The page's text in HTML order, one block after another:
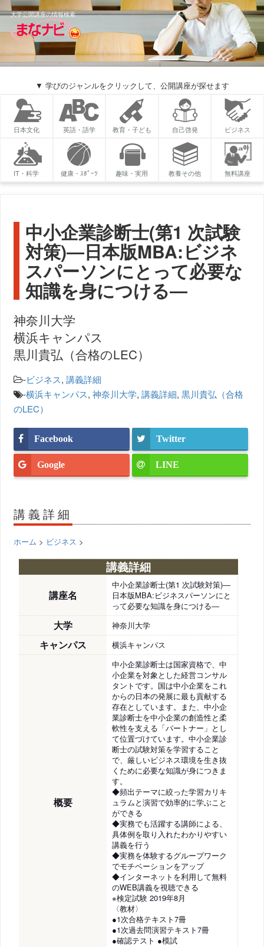
大学公開講座の情報検索
▼ 学びのジャンルをクリックして、公開講座が探せます
日本文化 英語・語学 教育・子ども 自己啓発 ビジネス
IT・科学 健康・ｽﾎﾟｰﾂ 趣味・実用 教養その他 無料講座
中小企業診断士(第1 次試験
対策)―日本版MBA:ビジネ
スパーソンにとって必要な
知識を身につける―
神奈川大学
横浜キャンパス
黒川貴弘（合格のLEC）
-ビジネス,講義詳細
-横浜キャンパス,神奈川大学,講義詳細,黒川貴弘（合格
のLEC）
Facebook Twitter
Google LINE
講義詳細
ホーム > ビジネス >
講義詳細
講座名
中小企業診断士(第1 次試験対策)―
日本版MBA:ビジネスパーソンにと
って必要な知識を身につける―
大学 神奈川大学
キャンパス 横浜キャンパス
概要
中小企業診断士は国家資格で、中
小企業を対象とした経営コンサル
タントです。国は中小企業をこれ
からの日本の発展に最も貢献する
存在としています。また、中小企
業診断士を中小企業の創造性と柔
軟性を支える「パートナー」とし
て位置づけています。中小企業診
断士の試験対策を学習すること
で、厳しいビジネス環境を生き抜
くために必要な知識が身につきま
す。
◆頻出テーマに絞った学習カリキ
ュラムと演習で効率的に学ぶこと
ができる
◆実務でも活躍する講師による、
具体例を取り入れたわかりやすい
講義を行う
◆実務を体験するグループワーク
でモチベーションをアップ
◆インターネットを利用して無料
のWEB講義を視聴できる
※検定試験 2019年8月
〈教材〉
●1次合格テキスト7冊
●1次過去問演習テキスト7冊
●確認テスト ●模試